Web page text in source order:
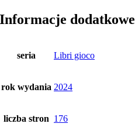
Informacje dodatkowe
seria Libri gioco
rok wydania 2024
liczba stron 176